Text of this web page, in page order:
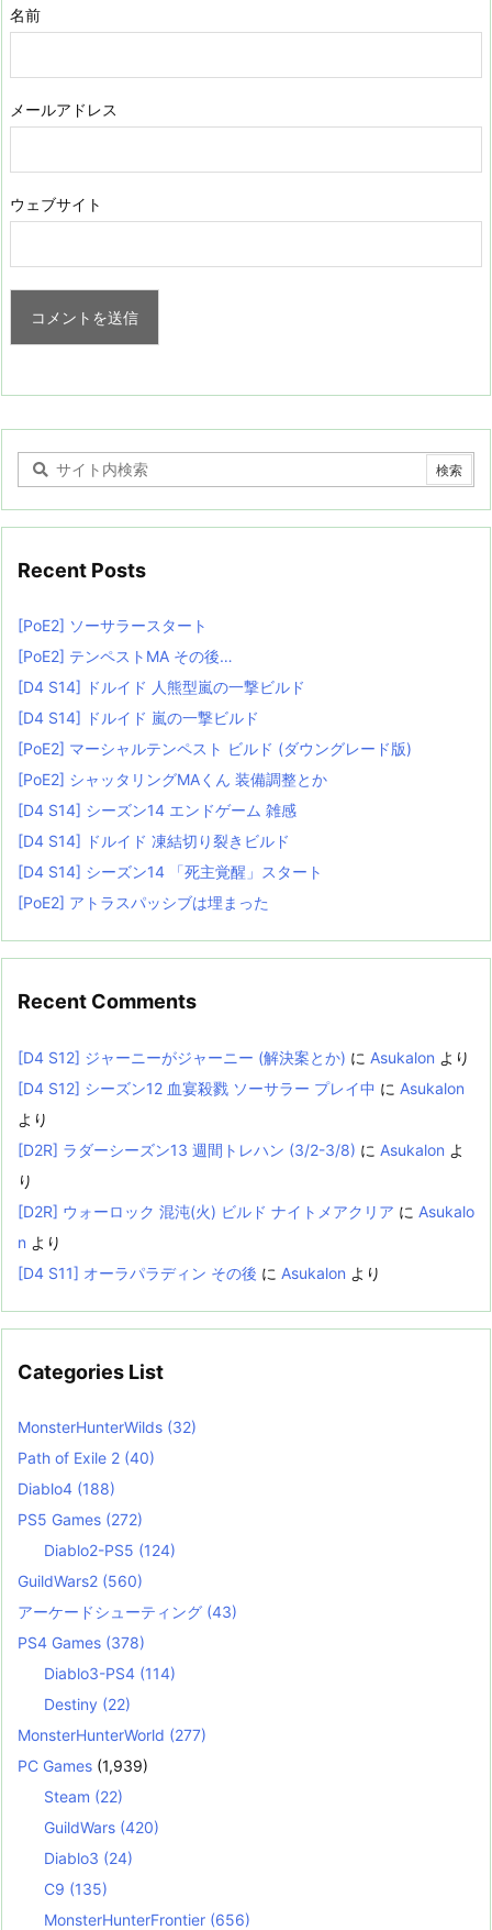
名前
メールアドレス
ウェブサイト
Recent Posts
[PoE2] ソーサラースタート
[PoE2] テンペストMA その後…
[D4 S14] ドルイド 人熊型嵐の一撃ビルド
[D4 S14] ドルイド 嵐の一撃ビルド
[PoE2] マーシャルテンペスト ビルド (ダウングレード版)
[PoE2] シャッタリングMAくん 装備調整とか
[D4 S14] シーズン14 エンドゲーム 雑感
[D4 S14] ドルイド 凍結切り裂きビルド
[D4 S14] シーズン14 「死主覚醒」スタート
[PoE2] アトラスパッシブは埋まった
Recent Comments
[D4 S12] ジャーニーがジャーニー (解決案とか) に Asukalon より
[D4 S12] シーズン12 血宴殺戮 ソーサラー プレイ中 に Asukalon
より
[D2R] ラダーシーズン13 週間トレハン (3/2-3/8) に Asukalon よ
り
[D2R] ウォーロック 混沌(火) ビルド ナイトメアクリア に Asukalo
n より
[D4 S11] オーラパラディン その後 に Asukalon より
Categories List
MonsterHunterWilds (32)
Path of Exile 2 (40)
Diablo4 (188)
PS5 Games (272)
Diablo2-PS5 (124)
GuildWars2 (560)
アーケードシューティング (43)
PS4 Games (378)
Diablo3-PS4 (114)
Destiny (22)
MonsterHunterWorld (277)
PC Games (1,939)
Steam (22)
GuildWars (420)
Diablo3 (24)
C9 (135)
MonsterHunterFrontier (656)